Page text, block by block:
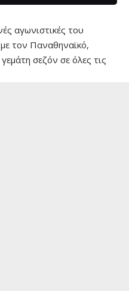
αγωνιστικές του
τον Παναθηναϊκό,
σεζόν σε όλες τις